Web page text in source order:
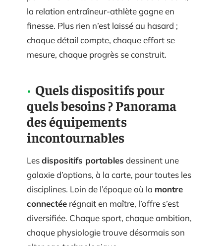
la relation entraîneur-athlète gagne en
finesse. Plus rien n’est laissé au hasard ;
chaque détail compte, chaque effort se
mesure, chaque progrès se construit.
Quels dispositifs pour
quels besoins ? Panorama
des équipements
incontournables
Lesdispositifs portables dessinent une
galaxie d’options, à la carte, pour toutes les
disciplines. Loin de l’époque où la montre
connectée régnait en maître, l’offre s’est
diversifiée. Chaque sport, chaque ambition,
chaque physiologie trouve désormais son